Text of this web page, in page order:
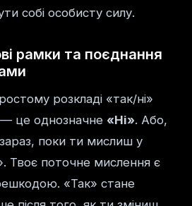
собі особисту силу.
рамки та поєднання
розкладі «так/ні»
— це однозначне «Ні». Або,
поки ти мислиш у
Твоє поточне мислення є
«Так» стане